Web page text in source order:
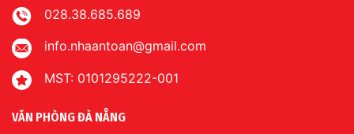
028.38.685.689
info.nhaantoan@gmail.com
MST: 0101295222-001
VĂN PHÒNG ĐÀ NẴNG